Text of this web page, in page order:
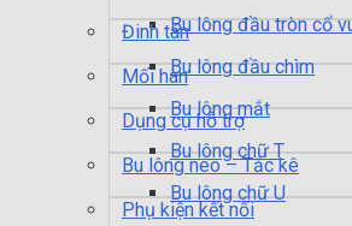
Bu lông đầu tròn cổ
Bu lông đầu chìm
Bu lông mắt
Bu lông chữ T
Bu lông chữ U
Đinh tán
Mối hàn
Dụng cụ hỗ trợ
Bu lông neo – Tắc kê
Phụ kiện kết nối